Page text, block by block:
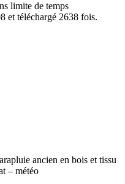
limite de temps
et téléchargé 2638 fois.
ancien en bois et tissu
– météo